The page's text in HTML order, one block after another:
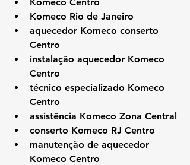
Komeco Rio de Janeiro
aquecedor Komeco conserto
Centro
instalação aquecedor Komeco
Centro
técnico especializado Komeco
Centro
assistência Komeco Zona Central
conserto Komeco RJ Centro
manutenção de aquecedor
Komeco Centro